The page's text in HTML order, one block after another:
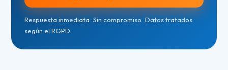
Respuesta inmediata · Sin compromiso · Datos tratados
según el RGPD.